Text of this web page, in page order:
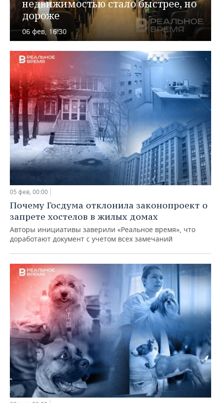
ХОККЕЙ С МЯЧОМ
ПРОИСШЕСТВИЯ
недвижимостью стало быстрее, но
дороже
06 фев, 16:30
05 фев, 00:00
Почему Госдума отклонила законопроект о
запрете хостелов в жилых домах
Авторы инициативы заверили «Реальное время», что
доработают документ с учетом всех замечаний